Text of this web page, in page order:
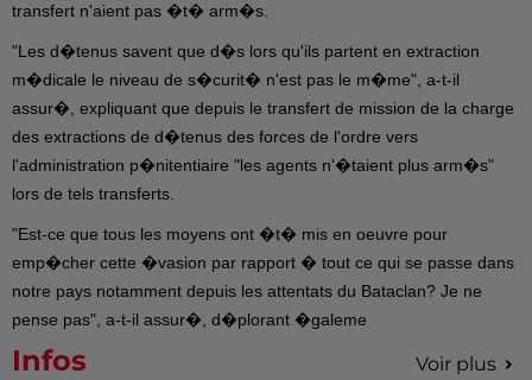
transfert n'aient pas �t� arm�s.
"Les d�tenus savent que d�s lors qu'ils partent en extraction
m�dicale le niveau de s�curit� n'est pas le m�me", a-t-il
assur�, expliquant que depuis le transfert de mission de la charge
des extractions de d�tenus des forces de l'ordre vers
l'administration p�nitentiaire "les agents n'�taient plus arm�s"
lors de tels transferts.
"Est-ce que tous les moyens ont �t� mis en oeuvre pour
emp�cher cette �vasion par rapport � tout ce qui se passe dans
notre pays notamment depuis les attentats du Bataclan? Je ne
pense pas", a-t-il assur�, d�plorant �galeme
Infos Voir plus